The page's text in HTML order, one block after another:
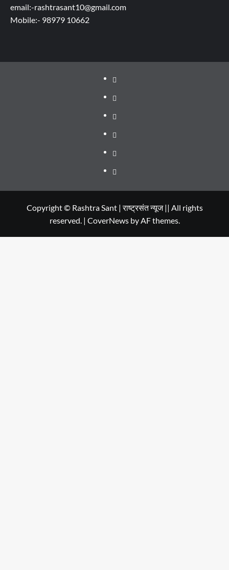
email:-rashtrasant10@gmail.com
Mobile:- 98979 10662
About
WEB
SERIES
TO
Dehradun
Smart
City
Life
in
Dehradun
Places
to
in
Dehradun
सम्पर्क
Copyright © Rashtra Sant | राष्ट्रसंत न्यूज || All rights
reserved. | CoverNewsby AF themes.